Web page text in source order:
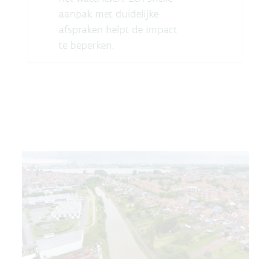
aanpak met duidelijke
afspraken helpt de impact
te beperken.